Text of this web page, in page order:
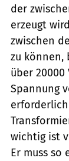
der
erzeugt
zwischen
zu können,
über
Spannung
wichtig ist
Er muss so